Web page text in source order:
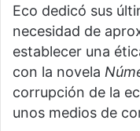
Eco dedicó sus
necesidad de
establecer una
con la novela
corrupción de la
unos medios de